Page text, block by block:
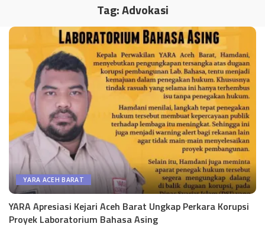
Tag:Advokasi
YARA ACEH BARAT
YARA Apresiasi Kejari Aceh Barat Ungkap Perkara Korupsi
Proyek Laboratorium Bahasa Asing